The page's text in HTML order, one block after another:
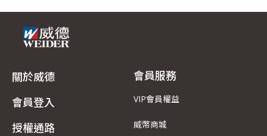
關於威德
會員登入
授權通路
會員服務
VIP會員權益
威幣商城